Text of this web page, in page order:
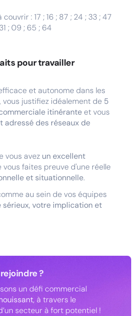
: 17 ; 16 ; 87 ; 24 ; 33 ; 47
; 09 ; 65 ; 64
pour travailler
et autonome dans les
vous justifiez idéalement de 5
itinérante et vous
adressé des réseaux de
vous avez un excellent
vous faites preuve d'une réelle
et situationnelle.
au sein de vos équipes
sérieux, votre implication et
?
un défi commercial
, à travers le
secteur à fort potentiel !